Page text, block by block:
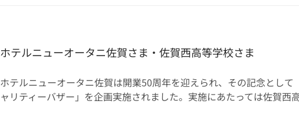
ホテルニューオータニ佐賀さま・佐賀西高等学校さま
ホテルニューオータニ佐賀は開業50周年を迎えられ、その記念として
ャリティーバザー」を企画実施されました。実施にあたっては佐賀西